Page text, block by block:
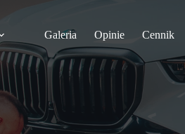
Galeria Opinie Cennik